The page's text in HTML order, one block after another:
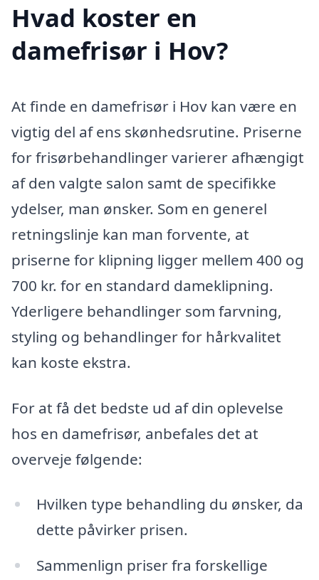
Hvad koster en
damefrisør i Hov?
At finde en damefrisør i Hov kan være en
vigtig del af ens skønhedsrutine. Priserne
for frisørbehandlinger varierer afhængigt
af den valgte salon samt de specifikke
ydelser, man ønsker. Som en generel
retningslinje kan man forvente, at
priserne for klipning ligger mellem 400 og
700 kr. for en standard dameklipning.
Yderligere behandlinger som farvning,
styling og behandlinger for hårkvalitet
kan koste ekstra.
For at få det bedste ud af din oplevelse
hos en damefrisør, anbefales det at
overveje følgende:
Hvilken type behandling du ønsker, da
dette påvirker prisen.
Sammenlign priser fra forskellige